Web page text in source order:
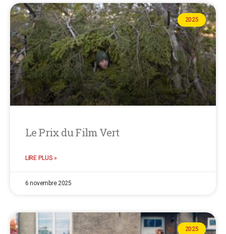
2025
Le Prix du Film Vert
LIRE PLUS »
6 novembre 2025
2025